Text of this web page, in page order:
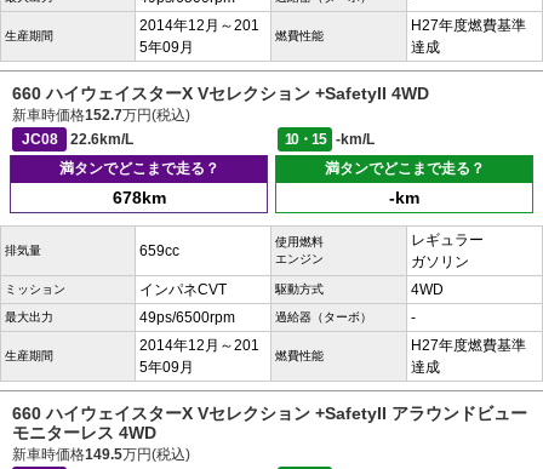
生産期間
2014年12月～201
5年09月
燃費性能
H27年度燃費基準
達成
660 ハイウェイスターX Vセレクション +SafetyII 4WD
新車時価格152.7万円(税込)
JC08
22.6km/L 10・15
-km/L
満タンでどこまで走る？
678km
満タンでどこまで走る？
-km
排気量 659cc
使用燃料
エンジン
レギュラー
ガソリン
ミッション インパネCVT 駆動方式 4WD
最大出力 49ps/6500rpm 過給器（ターボ） -
生産期間
2014年12月～201
5年09月
燃費性能
H27年度燃費基準
達成
660 ハイウェイスターX Vセレクション +SafetyII アラウンドビュー
モニターレス 4WD
新車時価格149.5万円(税込)